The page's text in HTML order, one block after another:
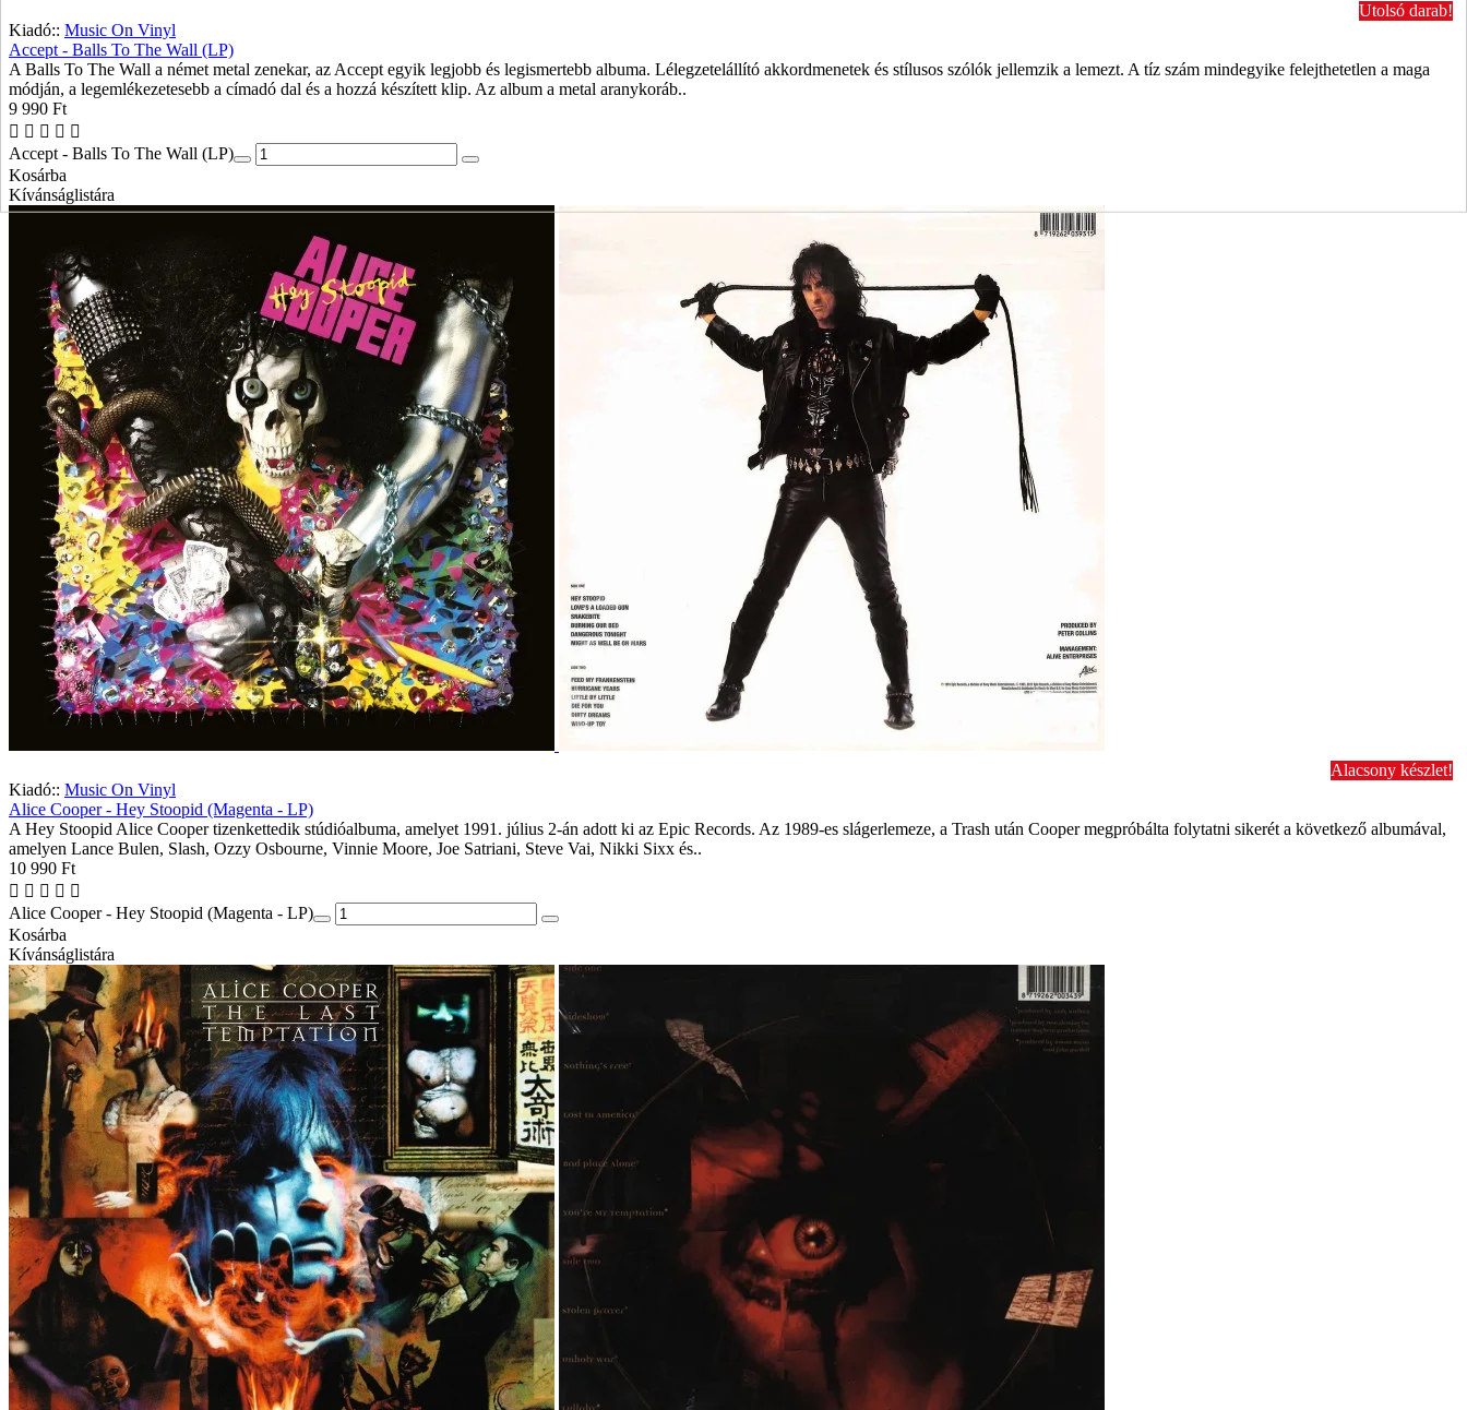
Utolsó darab!
Kiadó:: Music On Vinyl
Accept - Balls To The Wall (LP)
A Balls To The Wall a német metal zenekar, az Accept egyik legjobb és legismertebb albuma. Lélegzetelállító akkordmenetek és stílusos szólók jellemzik a lemezt. A tíz szám mindegyike felejthetetlen a maga
módján, a legemlékezetesebb a címadó dal és a hozzá készített klip. Az album a metal aranykoráb..
9 990 Ft
Accept - Balls To The Wall (LP)
Kosárba
Kívánságlistára
Alacsony készlet!
Kiadó:: Music On Vinyl
Alice Cooper - Hey Stoopid (Magenta - LP)
A Hey Stoopid Alice Cooper tizenkettedik stúdióalbuma, amelyet 1991. július 2-án adott ki az Epic Records. Az 1989-es slágerlemeze, a Trash után Cooper megpróbálta folytatni sikerét a következő albumával,
amelyen Lance Bulen, Slash, Ozzy Osbourne, Vinnie Moore, Joe Satriani, Steve Vai, Nikki Sixx és..
10 990 Ft
Alice Cooper - Hey Stoopid (Magenta - LP)
Kosárba
Kívánságlistára